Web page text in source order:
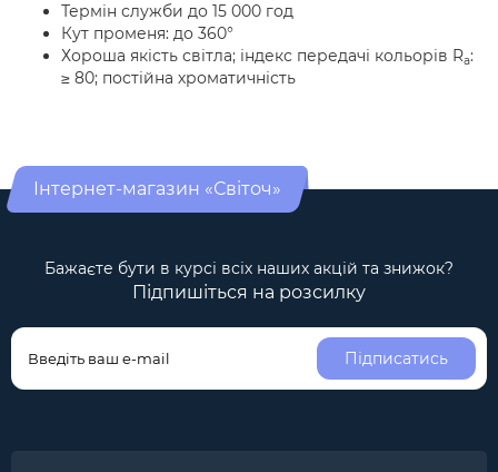
Термін служби до 15 000 год
Кут променя: до 360°
Хороша якість світла; індекс передачі кольорів Ra:
≥ 80; постійна хроматичність
Інтернет-магазин «Світоч»
Бажаєте бути в курсі всіх наших акцій та знижок?
Підпишіться на розсилку
Підписатись